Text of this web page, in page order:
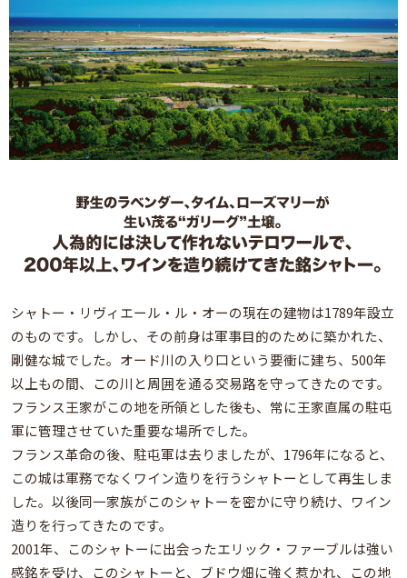
シャトー・リヴィエール・ル・オーの現在の建物は1789年設立
のものです。しかし、その前身は軍事目的のために築かれた、
剛健な城でした。オード川の入り口という要衝に建ち、500年
以上もの間、この川と周囲を通る交易路を守ってきたのです。
フランス王家がこの地を所領とした後も、常に王家直属の駐屯
軍に管理させていた重要な場所でした。
フランス革命の後、駐屯軍は去りましたが、1796年になると、
この城は軍務でなくワイン造りを行うシャトーとして再生しま
した。以後同一家族がこのシャトーを密かに守り続け、ワイン
造りを行ってきたのです。
2001年、このシャトーに出会ったエリック・ファーブルは強い
感銘を受け、このシャトーと、ブドウ畑に強く惹かれ、この地